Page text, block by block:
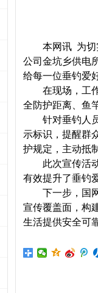
本网讯 为切
公司金坑乡供电
给每一位垂钓爱
在现场，工
全防护距离、鱼
针对垂钓人
示标识，提醒群
护规定，主动抵
此次宣传活
有效提升了垂钓
下一步，国
宣传覆盖面，构
生活提供安全可